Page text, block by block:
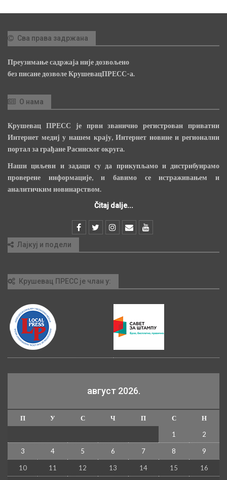
Сва права задржана
Преузимање садржаја није дозвољено
без писане дозволе КрушевацПРЕСС-а.
О нама
Крушевац ПРЕСС је први званично регистрован приватни
Интернет медиј у нашем крају, Интернет новине и регионални
портал за грађане Расинског округа.
Наши циљеви и задаци су да прикупљамо и дистрибуирамо
проверене информације, и бавимо се истраживањем и
аналитичким новинарством.
Čitaj dalje...
Лајкуј и подели
Крушевац ПРЕСС је члан у:
август 2026.
П У С Ч П С
Н
1
2
3 4 5 6 7 8 9
10 11 12 13 14 15 16